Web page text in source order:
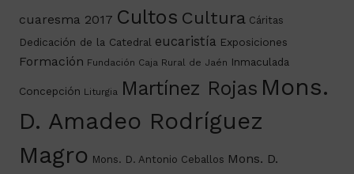
cuaresma 2017 Cultos Cultura Cáritas
Dedicación de la Catedral eucaristía Exposiciones
Formación Fundación Caja Rural de Jaén Inmaculada
Concepción Liturgia Martínez Rojas Mons.
D. Amadeo Rodríguez
Magro Mons. D. Antonio Ceballos Mons. D.